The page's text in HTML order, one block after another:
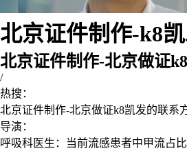
北京证件制作-k8
北京证件制作-北京做证
/
热搜：
北京证件制作-北京做证k8凯发的联系
导演：
呼吸科医生：当前流感患者中甲流占